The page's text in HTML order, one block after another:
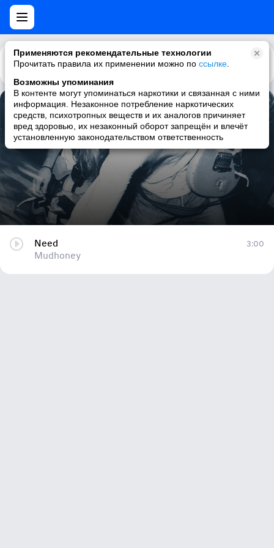
Применяются рекомендательные технологии
Прочитать правила их применении можно по ссылке
Возможны упоминания
В контенте могут упоминаться наркотики и связанная с ними
информация. Незаконное потребление наркотических
средств, психотропных веществ и их аналогов причиняет
вред здоровью, их незаконный оборот запрещён и влечёт
установленную законодательством ответственность
Каталог Рекомендации
Need
Mudhoney
Need
Mudhoney
3:00